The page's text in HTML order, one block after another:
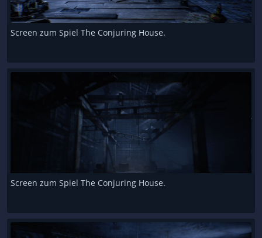
Screen zum Spiel The Conjuring House.
Screen zum Spiel The Conjuring House.